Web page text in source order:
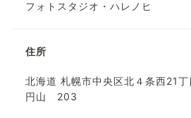
フォトスタジオ・ハレノヒ
住所
北海道 札幌市中央区北４条西21
円山 203